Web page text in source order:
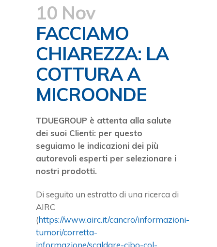
10 Nov
FACCIAMO
CHIAREZZA: LA
COTTURA A
MICROONDE
TDUEGROUP è attenta alla salute
dei suoi Clienti: per questo
seguiamo le indicazioni dei più
autorevoli esperti per selezionare i
nostri prodotti.
Di seguito un estratto di una ricerca di
AIRC
(https://www.airc.it/cancro/informazioni-
tumori/corretta-
informazione/scaldare-cibo-col-